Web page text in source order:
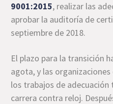
9001:2015, realizar las
aprobar la auditoría de
septiembre de 2018.
El plazo para la transición
agota, y las
los trabajos de adecuación
carrera contra reloj.